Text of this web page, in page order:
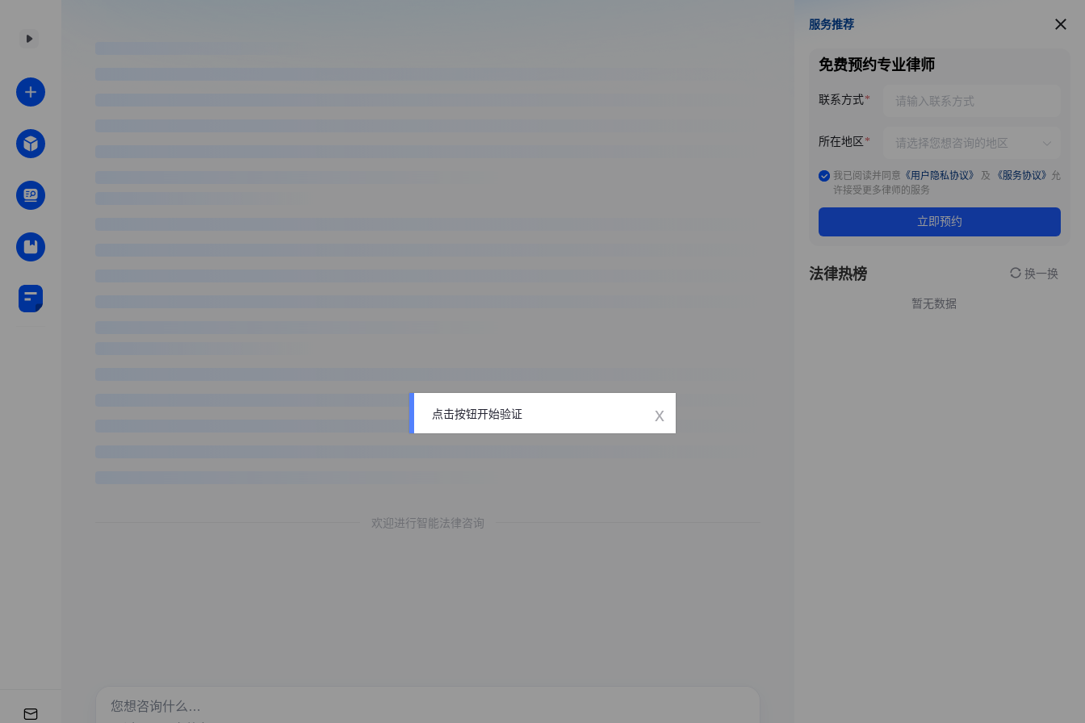
欢迎进行智能法律咨询
服务推荐
服务推荐
免费预约专业律师
联系方式
所在地区
我已阅读并同意 《用户隐私协议》 及 《服务协议》 允
许接受更多律师的服务
立即预约
法律热榜 换一换
暂无数据
点击按钮开始验证 x